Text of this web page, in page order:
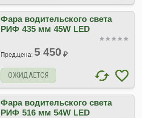
Фара водительского света
РИФ 435 мм 45W LED
Пред.цена: 5 450 ₽
ОЖИДАЕТСЯ
Фара водительского света
РИФ 516 мм 54W LED